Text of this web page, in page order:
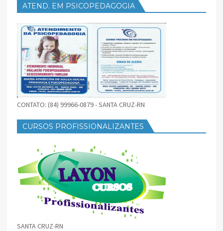
ATEND. EM PSICOPEDAGOGIA
CONTATO: (84) 99966-0879 - SANTA CRUZ-RN
CURSOS PROFISSIONALIZANTES
SANTA CRUZ-RN